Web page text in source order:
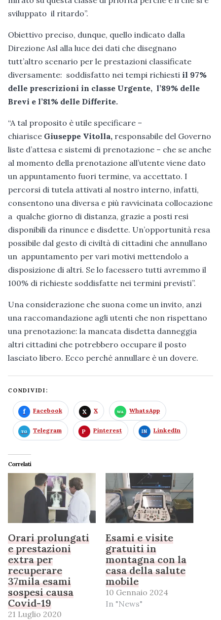
sviluppato il ritardo”.
Obiettivo preciso, dunque, quello indicato dalla
Direzione Asl alla luce dei dati che disegnano
tutt’altro scenario per le prestazioni classificate
diversamente: soddisfatto nei tempi richiesti il 97%
delle prescrizioni in classe Urgente, l’89% delle
Brevi e l’81% delle Differite.
“A tal proposito è utile specificare –
chiarisce Giuseppe Vitolla, responsabile del Governo
liste d’attesa e sistemi di prenotazione – che se anche
al momento della prenotazione all’utente viene dato
un appuntamento fuori termine, va accettato. I
percorsi di tutela attivati al nostro interno, infatti,
consentono una diversa e più ravvicinata collocazione
a qualche giorno di distanza, grazie a posti resi
disponibili da rinunce e disdette. Un’opportunità resa
possibile dal gesto di civiltà di cittadini che annullano
un appuntamento per vari motivi mettendolo a
disposizione di altri. Se lo facessero tutti avremmo il
100% di richieste soddisfatte nei termini previsti”.
Una considerazione che suona come un invito, anzi
una raccomandazione agli utenti che non rispettano
una prenotazione: la mancata disdetta danneggia
altri cittadini che potrebbero occupare il posto
lasciato libero. Ecco perché annullare è un dovere.
CONDIVIDI:
Facebook X WhatsApp
Telegram Pinterest LinkedIn
Correlati
Orari prolungati
e prestazioni
extra per
recuperare
37mila esami
sospesi causa
Covid-19
21 Luglio 2020
Esami e visite
gratuiti in
montagna con la
casa della salute
mobile
10 Gennaio 2024
In "News"